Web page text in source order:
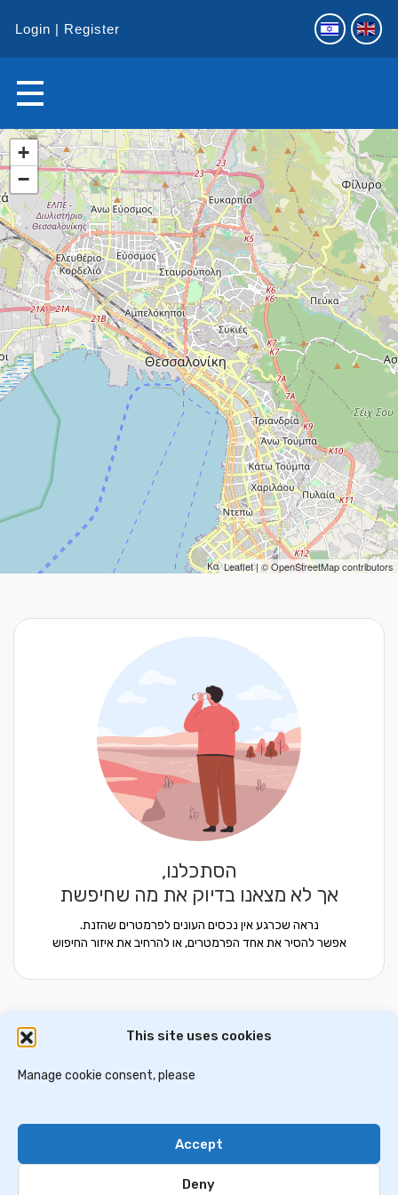
This site uses cookies
Manage cookie consent, please
Accept
Deny
Login Register
+
−
Leaflet| ©OpenStreetMapcontributors
הסתכלנו,
אך לא מצאנו בדיוק את מה שחיפשת
נראה שכרגע אין נכסים העונים לפרמטרים שהזנת.
אפשר להסיר את אחד הפרמטרים, או להרחיב את איזור החיפוש
Privacy Policy
Contact Us